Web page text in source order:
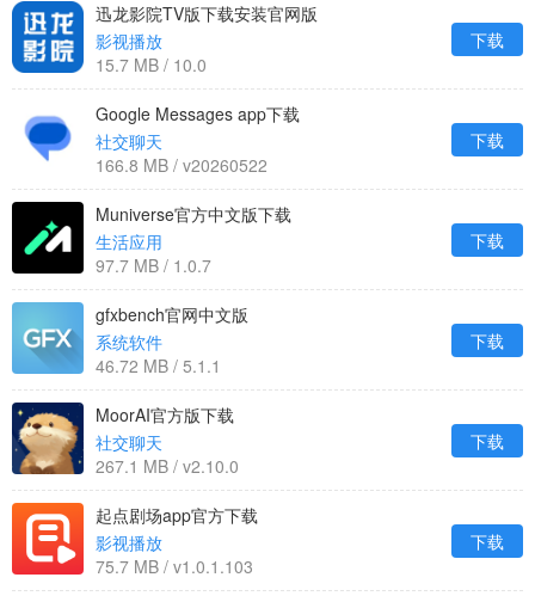
迅龙影院TV版下载安装官网版
影视播放
15.7 MB / 10.0
下载
Google Messages app下载
社交聊天
166.8 MB / v20260522
下载
Muniverse官方中文版下载
生活应用
97.7 MB / 1.0.7
下载
gfxbench官网中文版
系统软件
46.72 MB / 5.1.1
下载
MoorAI官方版下载
社交聊天
267.1 MB / v2.10.0
下载
起点剧场app官方下载
影视播放
75.7 MB / v1.0.1.103
下载